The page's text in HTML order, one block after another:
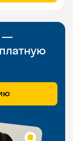
—